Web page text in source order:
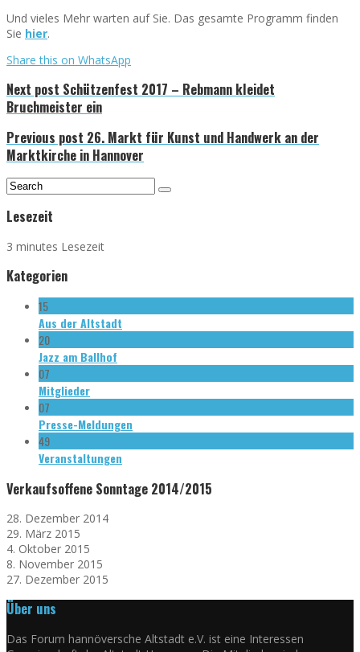
Und vieles Mehr warten auf Sie. Das gesamte Programm finden
Sie hier.
Share this on WhatsApp
Next post Schützenfest 2017 – Rebmann kleidet
Bruchmeister ein
Previous post 26. Markt für Kunst und Handwerk an der
Marktkirche in Hannover
Lesezeit
3 minutes Lesezeit
Kategorien
15
Aus der Altstadt
20
Jazz am Ballhof
07
Mitglieder
07
Presse-Meldungen
49
Veranstaltungen
Verkaufsoffene Sonntage 2014/2015
28. Dezember 2014
29. März 2015
4. Oktober 2015
8. November 2015
27. Dezember 2015
Über uns
Das Forum hannöversche Altstadt e.V. ist eine Interessen